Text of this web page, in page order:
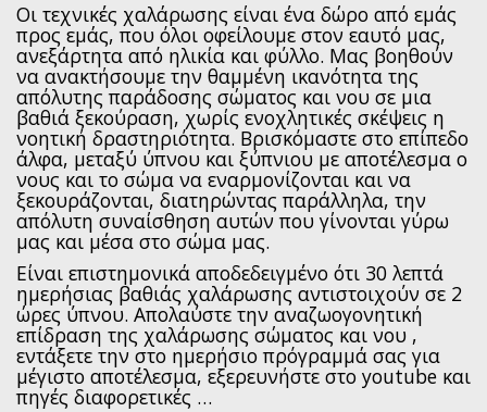
Οι τεχνικές χαλάρωσης είναι ένα δώρο από εμάς
προς εμάς, που όλοι οφείλουμε στον εαυτό μας,
ανεξάρτητα από ηλικία και φύλλο. Μας βοηθούν
να ανακτήσουμε την θαμμένη ικανότητα της
απόλυτης παράδοσης σώματος και νου σε μια
βαθιά ξεκούραση, χωρίς ενοχλητικές σκέψεις η
νοητική δραστηριότητα. Βρισκόμαστε στο επίπεδο
άλφα, μεταξύ ύπνου και ξύπνιου με αποτέλεσμα ο
νους και το σώμα να εναρμονίζονται και να
ξεκουράζονται, διατηρώντας παράλληλα, την
απόλυτη συναίσθηση αυτών που γίνονται γύρω
μας και μέσα στο σώμα μας.
Είναι επιστημονικά αποδεδειγμένο ότι 30 λεπτά
ημερήσιας βαθιάς χαλάρωσης αντιστοιχούν σε 2
ώρες ύπνου. Απολαύστε την αναζωογονητική
επίδραση της χαλάρωσης σώματος και νου ,
εντάξετε την στο ημερήσιο πρόγραμμά σας για
μέγιστο αποτέλεσμα, εξερευνήστε στο youtube και
πηγές διαφορετικές …